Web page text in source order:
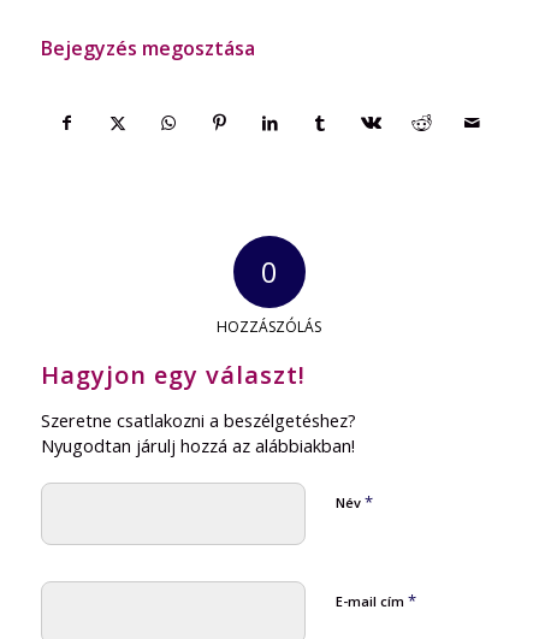
Bejegyzés megosztása
0
HOZZÁSZÓLÁS
Hagyjon egy választ!
Szeretne csatlakozni a beszélgetéshez?
Nyugodtan járulj hozzá az alábbiakban!
Név *
E-mail cím *